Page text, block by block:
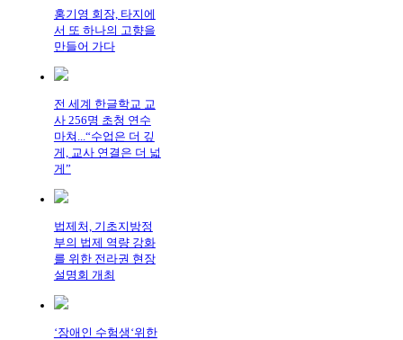
홍기영 회장, 타지에
서 또 하나의 고향을
만들어 가다
전 세계 한글학교 교
사 256명 초청 연수
마쳐...“수업은 더 깊
게, 교사 연결은 더 넓
게”
법제처, 기초지방정
부의 법제 역량 강화
를 위한 전라권 현장
설명회 개최
‘장애인 수험생‘위한